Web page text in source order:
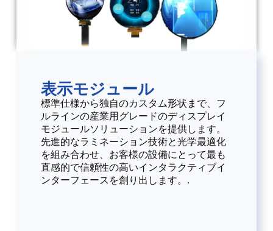
表示モジュール
標準仕様から独自のカスタム形状まで、フ
ルラインの産業用グレードのディスプレイ
モジュールソリューションを提供します。
先進的なラミネーション技術と光学最適化
を組み合わせ、お客様の設備にとって最も
直感的で信頼性の高いインタラクティブイ
ンターフェースを創り出します。.